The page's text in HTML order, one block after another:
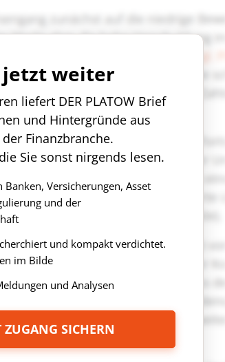
jetzt weiter
liefert DER PLATOW Brief
und Hintergründe aus
Finanzbranche.
Sie sonst nirgends lesen.
Banken, Versicherungen, Asset
und der
und kompakt verdichtet.
im Bilde
und Analysen
ZUGANG SICHERN